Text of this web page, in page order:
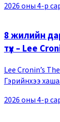
2026 оны 4-р
8 жилийн
түүх – Lee
Lee Cronin’s
Гэрийнхээ
дайрлагад
2026 оны 4-р